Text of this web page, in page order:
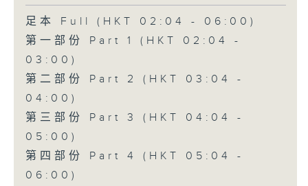
足本 Full (HKT 02:04 - 06:00)
第一部份 Part 1 (HKT 02:04 -
03:00)
第二部份 Part 2 (HKT 03:04 -
04:00)
第三部份 Part 3 (HKT 04:04 -
05:00)
第四部份 Part 4 (HKT 05:04 -
06:00)